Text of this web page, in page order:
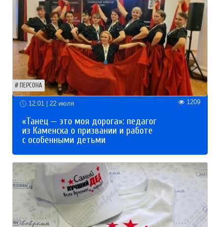
ПЕРСОНА
12:01 | 22 июля 1209
«Танец — это моя дорога»: педагог
из Каменска о призвании и работе
с особенными детьми